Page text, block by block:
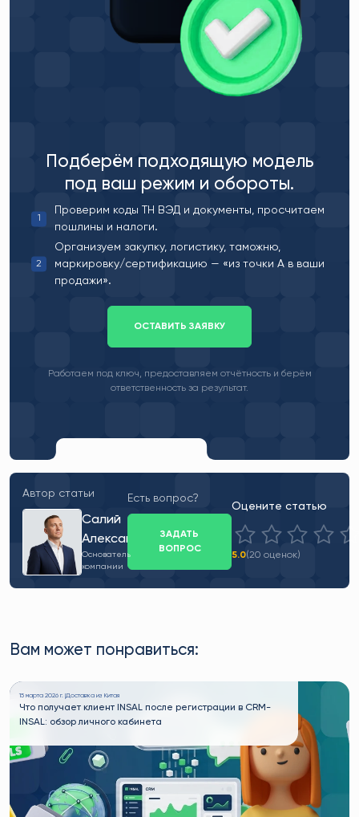
Подберём подходящую модель
под ваш режим и обороты.
Проверим коды ТН ВЭД и документы, просчитаем
пошлины и налоги.
Организуем закупку, логистику, таможню,
маркировку/сертификацию — «из точки А в ваши
продажи».
ОСТАВИТЬ ЗАЯВКУ
Работаем под ключ, предоставляем отчётность и берём
ответственность за результат.
Автор статьи
Салий
Александр
Основатель
компании
Есть вопрос?
ЗАДАТЬ
ВОПРОС
Оцените статью
5.0(20 оценок)
Вам может понравиться:
15 марта 2026 г. | Доставка из Китая
Что получает клиент INSAL после регистрации в CRM-
INSAL: обзор личного кабинета